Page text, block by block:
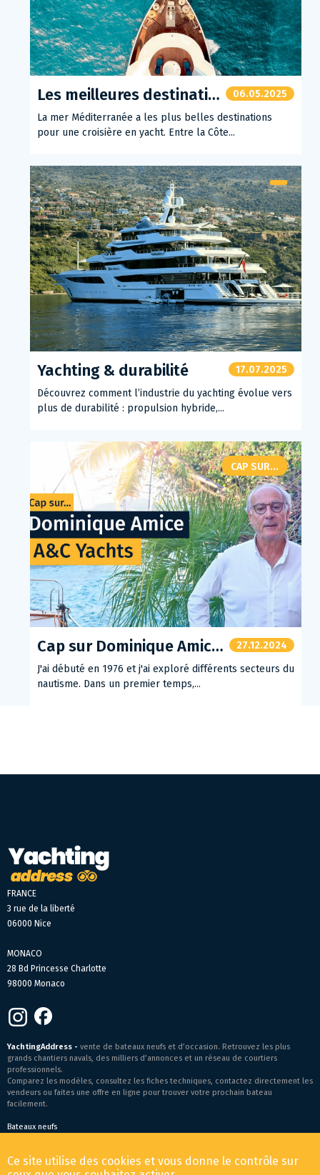
Les meilleures destinations pour une croisière en yacht en Méditerranée
06.05.2025
La mer Méditerranée a les plus belles destinations
pour une croisière en yacht. Entre la Côte...
Yachting & durabilité
17.07.2025
Découvrez comment l’industrie du yachting évolue vers
plus de durabilité : propulsion hybride,...
CAP SUR...
Cap sur Dominique Amice - A&C Yachts
27.12.2024
J'ai débuté en 1976 et j'ai exploré différents secteurs du
nautisme. Dans un premier temps,...
FRANCE
3 rue de la liberté
06000 Nice
MONACO
28 Bd Princesse Charlotte
98000 Monaco
YachtingAddress - vente de bateaux neufs et d’occasion. Retrouvez les plus
grands chantiers navals, des milliers d’annonces et un réseau de courtiers
professionnels.
Comparez les modèles, consultez les fiches techniques, contactez directement les
vendeurs ou faites une offre en ligne pour trouver votre prochain bateau
facilement.
Bateaux neufs
© 2026 YachtingAddress.com
Ce site utilise des cookies et vous donne le contrôle sur